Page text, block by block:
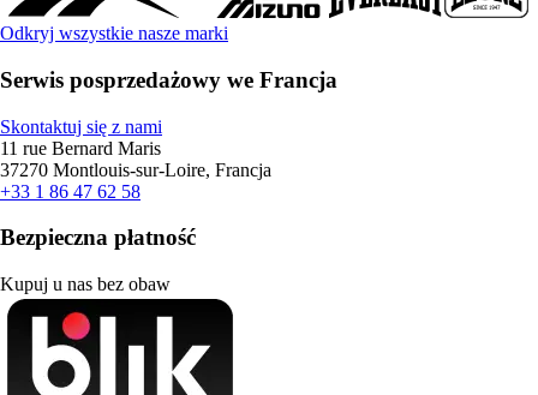
Odkryj wszystkie nasze marki
Serwis posprzedażowy we Francja
Skontaktuj się z nami
11 rue Bernard Maris
37270 Montlouis-sur-Loire, Francja
+33 1 86 47 62 58
Bezpieczna płatność
Kupuj u nas bez obaw